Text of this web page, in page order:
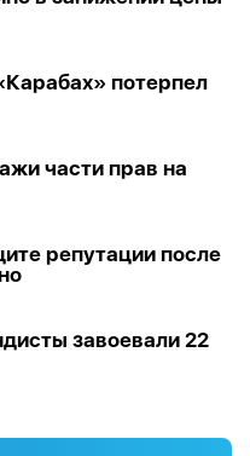
потерпел
части прав на
репутации после
завоевали 22